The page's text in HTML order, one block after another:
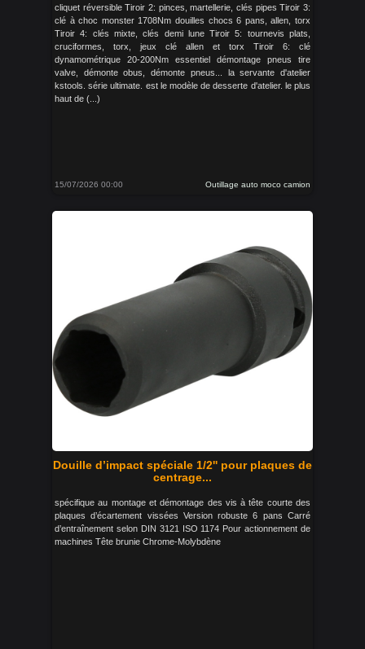
cliquet réversible Tiroir 2: pinces, martellerie, clés pipes Tiroir 3:
clé à choc monster 1708Nm douilles chocs 6 pans, allen, torx
Tiroir 4: clés mixte, clés demi lune Tiroir 5: tournevis plats,
cruciformes, torx, jeux clé allen et torx Tiroir 6: clé
dynamométrique 20-200Nm essentiel démontage pneus tire
valve, démonte obus, démonte pneus... la servante d'atelier
kstools. série ultimate. est le modèle de desserte d'atelier. le plus
haut de (...)
15/07/2026 00:00 Outillage auto moco camion
Douille d’impact spéciale 1/2'' pour plaques de
centrage...
spécifique au montage et démontage des vis à tête courte des
plaques d’écartement vissées Version robuste 6 pans Carré
d’entraînement selon DIN 3121 ISO 1174 Pour actionnement de
machines Tête brunie Chrome-Molybdène